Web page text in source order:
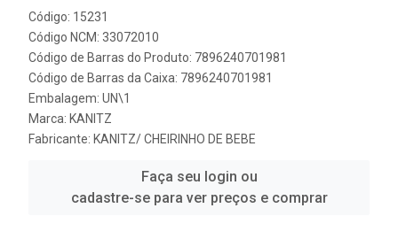
Código: 15231
Código NCM: 33072010
Código de Barras do Produto: 7896240701981
Código de Barras da Caixa: 7896240701981
Embalagem: UN\1
Marca: KANITZ
Fabricante: KANITZ/ CHEIRINHO DE BEBE
Faça seu login ou
cadastre-se para ver preços e comprar